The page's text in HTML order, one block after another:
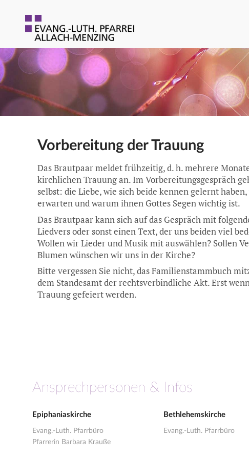
Vorbereitung der Trauung
Das Brautpaar meldet frühzeitig, d. h. mehrere
kirchlichen Trauung an. Im Vorbereitungsgespräch
selbst: die Liebe, wie sich beide kennen gelernt
erwarten und warum ihnen Gottes Segen wichtig ist.
Das Brautpaar kann sich auf das Gespräch mit
Liedvers oder sonst einen Text, der uns beiden viel
Wollen wir Lieder und Musik mit auswählen? Sollen
Blumen wünschen wir uns in der Kirche?
Bitte vergessen Sie nicht, das Familienstammbuch
dem Standesamt der rechtsverbindliche Akt. Erst
Trauung gefeiert werden.
Ansprechpersonen & Infos
Epiphaniaskirche
Evang.-Luth. Pfarrbüro
Pfarrerin Barbara Krauße
Bethlehemskirche
Evang.-Luth. Pfarrbüro